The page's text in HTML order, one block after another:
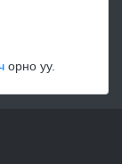
орно уу.